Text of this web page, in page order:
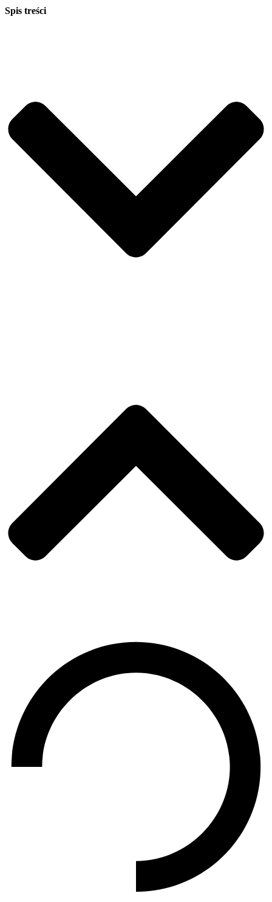
Spis treści